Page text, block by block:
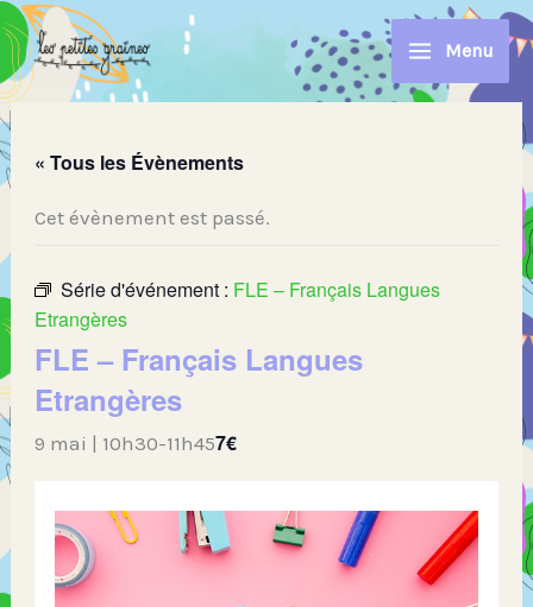
Aller
au
contenu
Menu
« Tous les Évènements
Cet évènement est passé.
Série d'événement : FLE – Français Langues
Etrangères
FLE – Français Langues
Etrangères
9 mai | 10h30-11h457€